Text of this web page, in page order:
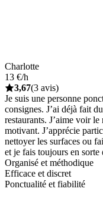
Charlotte
13 €/h
3,67(3 avis)
Je suis une personne
consignes. J’ai déjà fait
restaurants. J’aime voir
motivant. J’apprécie
nettoyer les surfaces ou
et je fais toujours en
Organisé et méthodique
Efficace et discret
Ponctualité et fiabilité